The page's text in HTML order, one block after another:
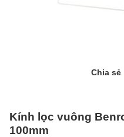
Chia sẻ
Kính lọc vuông
100mm